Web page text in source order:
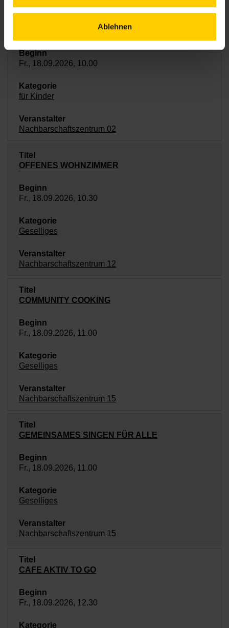
Ablehnen
SINGZWERGE UND TANZMÄUSE DURCH DIE
ERBST! (1-3 JAHRE UND ELTERN)
Fr., 18.09.2026, 10.00
für Kinder
Nachbarschaftszentrum 02
OFFENES WOHNZIMMER
Fr., 18.09.2026, 10.30
Geselliges
Nachbarschaftszentrum 12
COMMUNITY COOKING
Fr., 18.09.2026, 11.00
Geselliges
Nachbarschaftszentrum 15
GEMEINSAMES SINGEN FÜR ALLE
Fr., 18.09.2026, 11.00
Geselliges
Nachbarschaftszentrum 15
CAFE AKTIV TO GO
Fr., 18.09.2026, 12.30